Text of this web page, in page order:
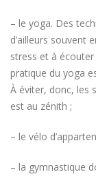
– le yoga. Des
d’ailleurs souvent
stress et à
pratique du yoga
À éviter, donc, les
est au zénith ;
– le vélo
– la gymnastique